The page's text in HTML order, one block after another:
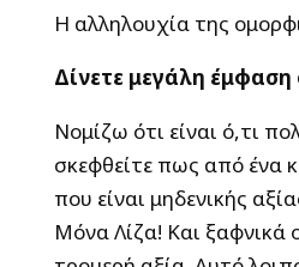
Η αλληλουχία της
Δίνετε μεγάλη
Νομίζω ότι είναι ό,τι
σκεφθείτε πως από ένα
που είναι μηδενικής
Μόνα Λίζα! Και ξαφνικά